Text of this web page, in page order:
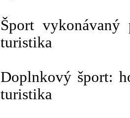
Šport vykonávaný
turistika
Doplnkový šport:
turistika